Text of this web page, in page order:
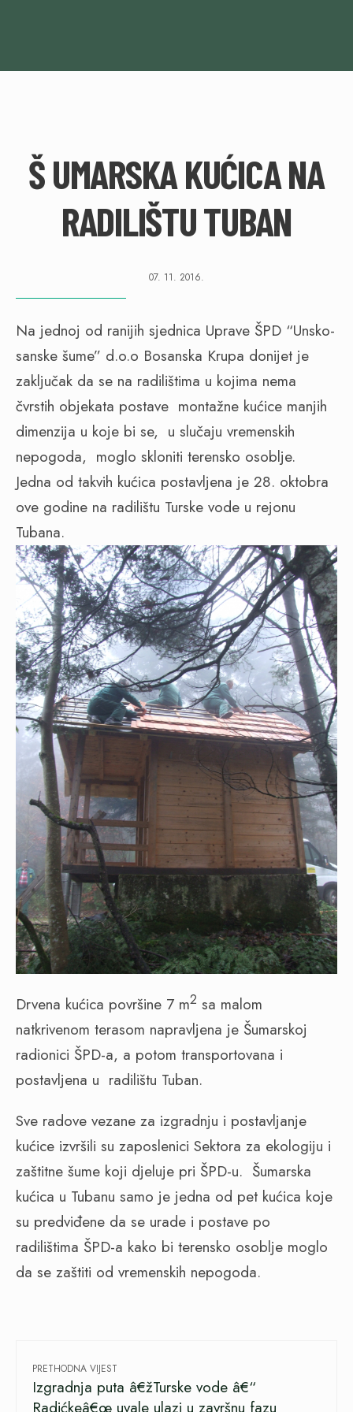
Š UMARSKA KUĆICA NA
RADILIŠTU TUBAN
07. 11. 2016.
Na jednoj od ranijih sjednica Uprave ŠPD “Unsko-
sanske šume” d.o.o Bosanska Krupa donijet je
zaključak da se na radilištima u kojima nema
čvrstih objekata postave montažne kućice manjih
dimenzija u koje bi se, u slučaju vremenskih
nepogoda, moglo skloniti terensko osoblje.
Jedna od takvih kućica postavljena je 28. oktobra
ove godine na radilištu Turske vode u rejonu
Tubana.
Drvena kućica površine 7 m2 sa malom
natkrivenom terasom napravljena je Šumarskoj
radionici ŠPD-a, a potom transportovana i
postavljena u radilištu Tuban.
Sve radove vezane za izgradnju i postavljanje
kućice izvršili su zaposlenici Sektora za ekologiju i
zaštitne šume koji djeluje pri ŠPD-u. Šumarska
kućica u Tubanu samo je jedna od pet kućica koje
su predviđene da se urade i postave po
radilištima ŠPD-a kako bi terensko osoblje moglo
da se zaštiti od vremenskih nepogoda.
PRETHODNA VIJEST
Izgradnja puta â€žTurske vode â€“